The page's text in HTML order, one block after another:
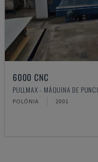
6000 CNC
PULLMAX - MÁQUINA DE
POLÓNIA 2001